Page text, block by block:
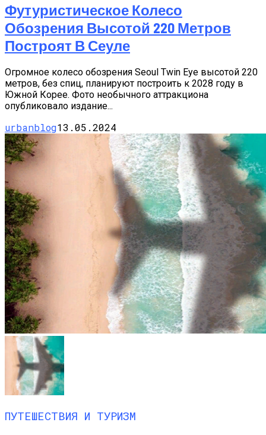
Футуристическое Колесо
Обозрения Высотой 220 Метров
Построят В Сеуле
Огромное колесо обозрения Seoul Twin Eye высотой 220
метров, без спиц, планируют построить к 2028 году в
Южной Корее. Фото необычного аттракциона
опубликовало издание...
urbanblog13.05.2024
ПУТЕШЕСТВИЯ И ТУРИЗМ